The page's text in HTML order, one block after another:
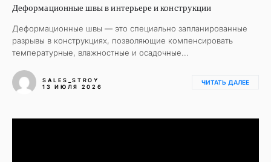
Деформационные швы в интерьере и конструкции
Деформационные швы — это специально запланированные
разрывы в конструкциях, позволяющие компенсировать
температурные, влажностные и осадочные...
SALES_STROY
13 ИЮЛЯ 2026
ЧИТАТЬ ДАЛЕЕ